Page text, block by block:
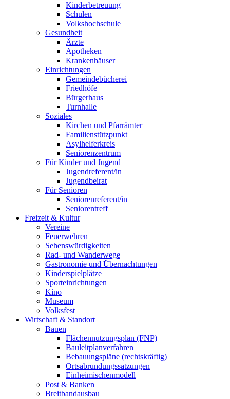
Kinderbetreuung
Schulen
Volkshochschule
Gesundheit
Ärzte
Apotheken
Krankenhäuser
Einrichtungen
Gemeindebücherei
Friedhöfe
Bürgerhaus
Turnhalle
Soziales
Kirchen und Pfarrämter
Familienstützpunkt
Asylhelferkreis
Seniorenzentrum
Für Kinder und Jugend
Jugendreferent/in
Jugendbeirat
Für Senioren
Seniorenreferent/in
Seniorentreff
Freizeit & Kultur
Vereine
Feuerwehren
Sehenswürdigkeiten
Rad- und Wanderwege
Gastronomie und Übernachtungen
Kinderspielplätze
Sporteinrichtungen
Kino
Museum
Volksfest
Wirtschaft & Standort
Bauen
Flächennutzungsplan (FNP)
Bauleitplanverfahren
Bebauungspläne (rechtskräftig)
Ortsabrundungssatzungen
Einheimischenmodell
Post & Banken
Breitbandausbau